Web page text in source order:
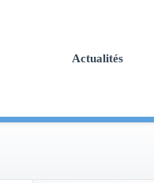
Actualités